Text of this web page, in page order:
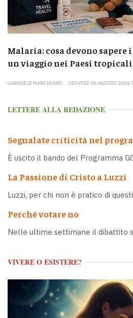
Malaria: cosa devono
un viaggio nei Paesi tropicali
GABRIELE MARCHIANÒ GIOVEDÌ 06 AGOSTO 2026
LETTERE ALLA REDAZIONE
Segnalate criticità nel
È uscito il bando del Programma
La Passione di Cristo a Luzzi
Luzzi, per chi non è pratico di
Perché votare no
Nelle ultime settimane il dibattito
VIVERE O ESISTERE?